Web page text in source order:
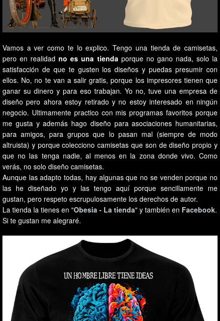
Vamos a ver como te lo explico. Tengo una tienda de camisetas,
pero en realidadno es una tienda porque no gano nada, solo la
satisfacción de que te gusten los diseños y puedas presumir con
ellos. No, no te van a salir gratis, porque los impresores tienen que
ganar su dinero y para eso trabajan. Yo no, tuve una empresa de
diseño pero ahora estoy retirado y no estoy interesado en ningún
negocio. Ultimamente practico con mis programas favoritos porque
me gusta y además hago diseño para asociaciones humanitarias,
para amigos, para grupos que lo pasan mal (siempre de modo
altruista) y porque colecciono camisetas que son de diseño propio y
que no las tenga nadie, al menos en la zona donde vivo. Como
verás, no solo diseño camisetas.
Aunque las adapto todas, hay algunas que no se venden porque no
las he diseñado yo y las tengo aquí porque sencillamente me
gustan, pero respeto escrupulosamente los derechos de autor.
La tienda la tienes en "Obesia - La tienda" y también en Facebook.
Si te gustan me alegraré.